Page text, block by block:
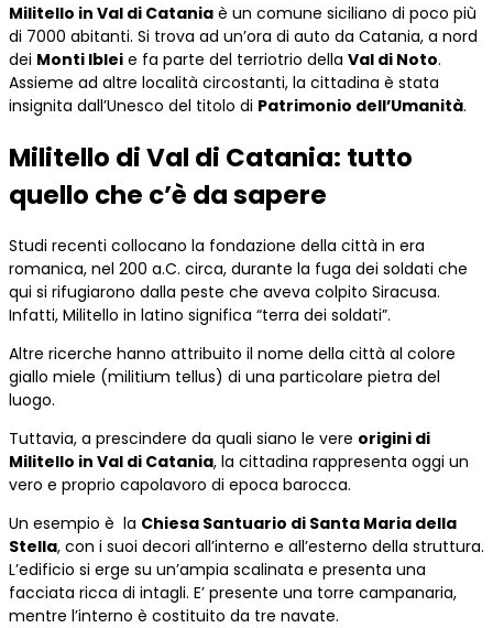
Militello in Val di Catania è un comune siciliano di poco più
di 7000 abitanti. Si trova ad un’ora di auto da Catania, a nord
dei Monti Iblei e fa parte del terriotrio della Val di Noto.
Assieme ad altre località circostanti, la cittadina è stata
insignita dall’Unesco del titolo di Patrimonio dell’Umanità.
Militello di Val di Catania: tutto
quello che c’è da sapere
Studi recenti collocano la fondazione della città in era
romanica, nel 200 a.C. circa, durante la fuga dei soldati che
qui si rifugiarono dalla peste che aveva colpito Siracusa.
Infatti, Militello in latino significa “terra dei soldati”.
Altre ricerche hanno attribuito il nome della città al colore
giallo miele (militium tellus) di una particolare pietra del
luogo.
Tuttavia, a prescindere da quali siano le vere origini di
Militello in Val di Catania, la cittadina rappresenta oggi un
vero e proprio capolavoro di epoca barocca.
Un esempio è la Chiesa Santuario di Santa Maria della
Stella, con i suoi decori all’interno e all’esterno della struttura.
L’edificio si erge su un’ampia scalinata e presenta una
facciata ricca di intagli. E’ presente una torre campanaria,
mentre l’interno è costituito da tre navate.